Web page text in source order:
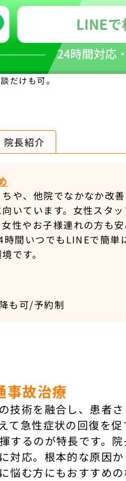
だけも可。
院長紹介
や、他院でなかなか改
いています。女性スタ
性やお子様連れの方も
時間いつでもLINEで簡単
です。
も可/予約制
事故治療
技術を融合し、患者
て急性症状の回復を
するのが特長です。
対応。根本的な原因
む方にもおすすめの